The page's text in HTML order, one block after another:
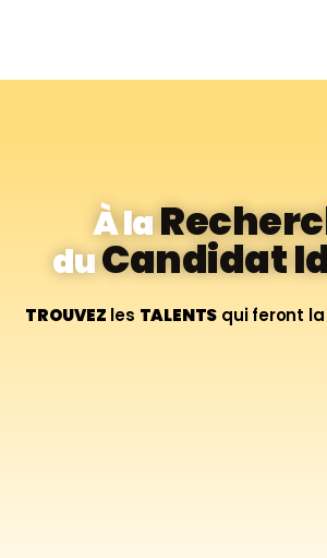
À la
duCandidat
TROUVEZ les TALENTS qui feront la